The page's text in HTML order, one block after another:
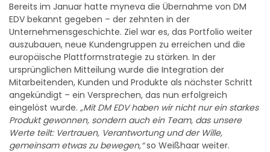
Bereits im Januar hatte myneva die Übernahme von DM
EDV bekannt gegeben – der zehnten in der
Unternehmensgeschichte. Ziel war es, das Portfolio weiter
auszubauen, neue Kundengruppen zu erreichen und die
europäische Plattformstrategie zu stärken. In der
ursprünglichen Mitteilung wurde die Integration der
Mitarbeitenden, Kunden und Produkte als nächster Schritt
angekündigt – ein Versprechen, das nun erfolgreich
eingelöst wurde. „Mit DM EDV haben wir nicht nur ein starkes
Produkt gewonnen, sondern auch ein Team, das unsere
Werte teilt: Vertrauen, Verantwortung und der Wille,
gemeinsam etwas zu bewegen,“so Weißhaar weiter.